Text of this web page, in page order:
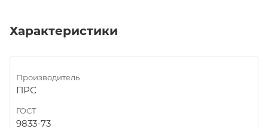
Характеристики
Производитель
ПРС
ГОСТ
9833-73